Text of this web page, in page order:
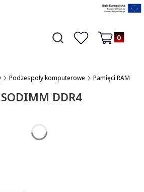
Otwórz wyszukiwarkę
Czego szukasz?Ulubione
Produkty w
Koszyk
Podzespoły komputerowe Pamięci RAM
DDR4